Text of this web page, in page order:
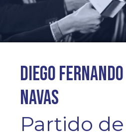
Diego
Navas
Partido